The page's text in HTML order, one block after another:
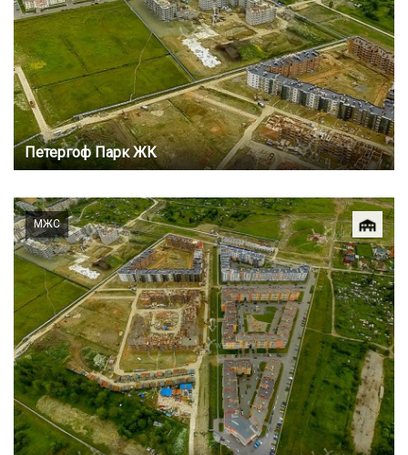
Петергоф Парк ЖК
МЖС